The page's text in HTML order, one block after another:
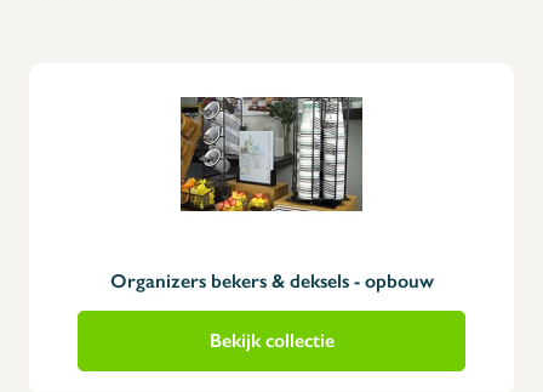
Organizers bekers & deksels - opbouw
Bekijk collectie